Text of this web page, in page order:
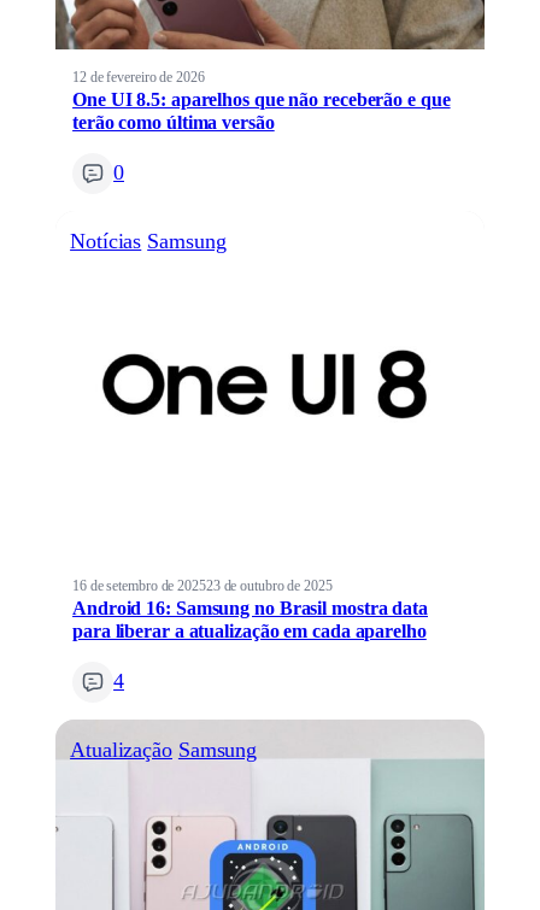
12 de fevereiro de 2026
One UI 8.5: aparelhos que não receberão e que
terão como última versão
0
Notícias Samsung
16 de setembro de 202523 de outubro de 2025
Android 16: Samsung no Brasil mostra data
para liberar a atualização em cada aparelho
4
Atualização Samsung